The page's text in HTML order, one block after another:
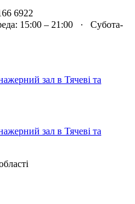
6922
15:00 – 21:00 · Субота-